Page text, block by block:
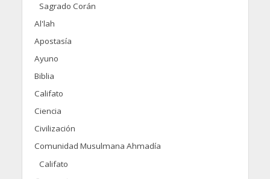
Sagrado Corán
Al'lah
Apostasía
Ayuno
Biblia
Califato
Ciencia
Civilización
Comunidad Musulmana Ahmadía
Califato